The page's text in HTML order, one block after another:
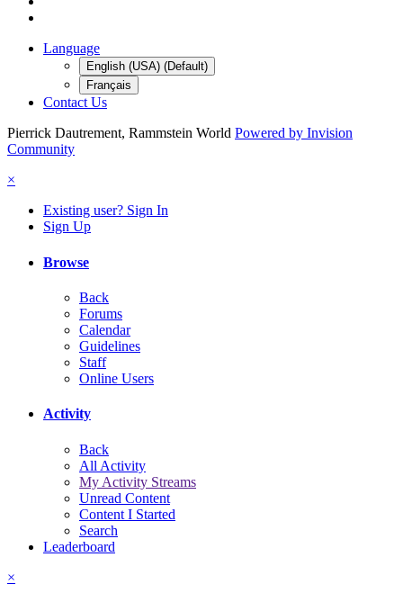
Language
English (USA) (Default)
Français
Contact Us
Pierrick Dautrement, Rammstein World Powered by Invision
Community
×
Existing user? Sign In
Sign Up
Browse
Back
Forums
Calendar
Guidelines
Staff
Online Users
Activity
Back
All Activity
My Activity Streams
Unread Content
Content I Started
Search
Leaderboard
×